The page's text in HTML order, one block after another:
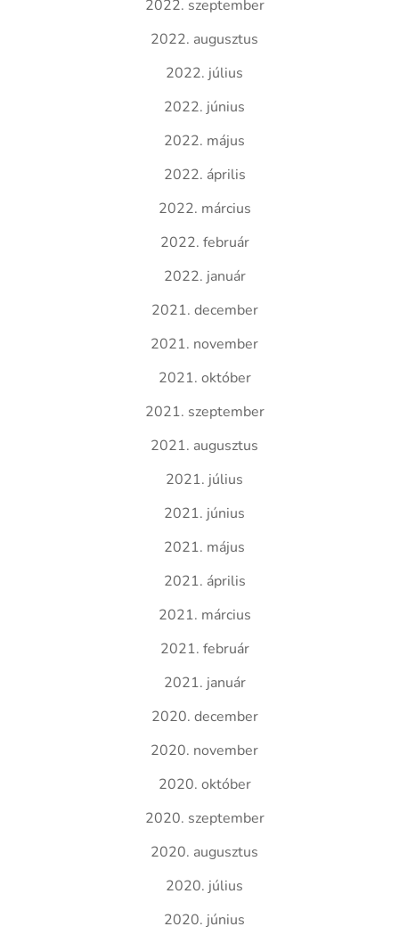
2022. szeptember
2022. augusztus
2022. július
2022. június
2022. május
2022. április
2022. március
2022. február
2022. január
2021. december
2021. november
2021. október
2021. szeptember
2021. augusztus
2021. július
2021. június
2021. május
2021. április
2021. március
2021. február
2021. január
2020. december
2020. november
2020. október
2020. szeptember
2020. augusztus
2020. július
2020. június